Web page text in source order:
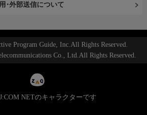
･外部送信について
Program Guide, Inc.All Rights Reserved.
Co., Ltd.All Rights Reserved.
NETのキャラクターです